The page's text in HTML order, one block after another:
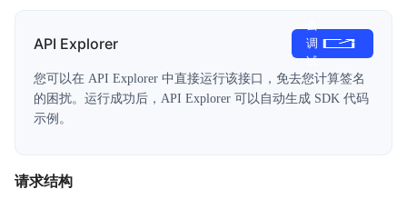
产品描述
快速入门
API Explorer
调
试
您可以在 API Explorer 中直接运行该接口，免去您计算签名
的困扰。运行成功后，API Explorer 可以自动生成 SDK 代码
示例。
请求结构